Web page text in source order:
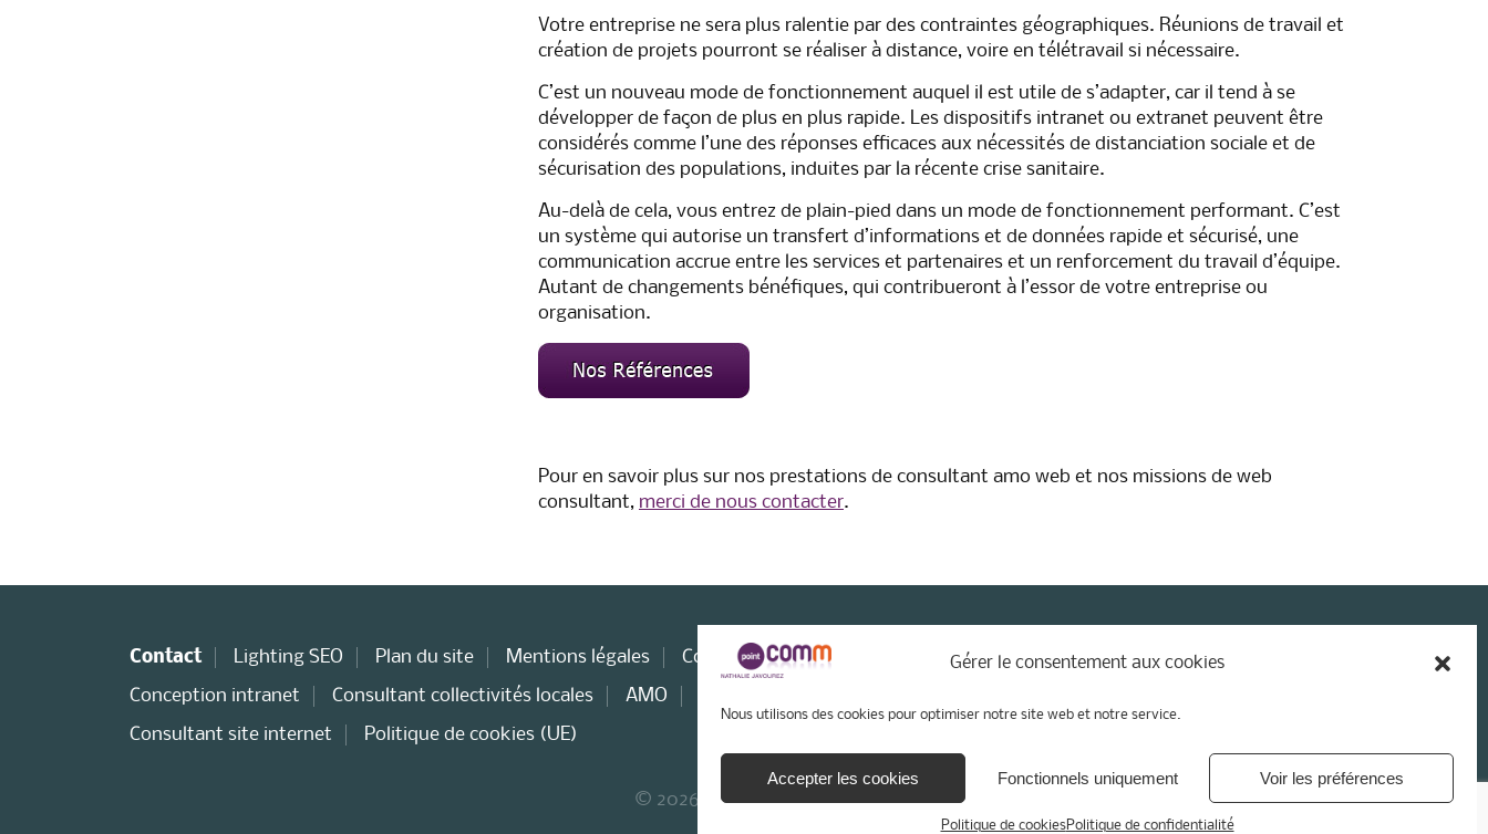
Gérer le consentement aux cookies
Nous utilisons des cookies pour optimiser notre site web et notre service.
Accepter les cookies Fonctionnels uniquement Voir les préférences
Politique de cookiesPolitique de confidentialité
Votre entreprise ne sera plus ralentie par des contraintes géographiques. Réunions de travail et
création de projets pourront se réaliser à distance, voire en télétravail si nécessaire.
C’est un nouveau mode de fonctionnement auquel il est utile de s’adapter, car il tend à se
développer de façon de plus en plus rapide. Les dispositifs intranet ou extranet peuvent être
considérés comme l’une des réponses efficaces aux nécessités de distanciation sociale et de
sécurisation des populations, induites par la récente crise sanitaire.
Au-delà de cela, vous entrez de plain-pied dans un mode de fonctionnement performant. C’est
un système qui autorise un transfert d’informations et de données rapide et sécurisé, une
communication accrue entre les services et partenaires et un renforcement du travail d’équipe.
Autant de changements bénéfiques, qui contribueront à l’essor de votre entreprise ou
organisation.
Pour en savoir plus sur nos prestations de consultant amo web et nos missions de web
consultant, merci de nous contacter.
Contact Lighting SEO Plan du site Mentions légales Consultant web
Stratégie WEB
Conception intranet
Consultant collectivités locales AMO
Consultant site internet
Politique de cookies (UE)
© 2026 - Point Comm